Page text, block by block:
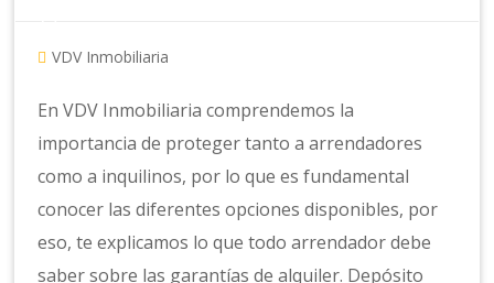
VDV Inmobiliaria
En VDV Inmobiliaria comprendemos la
importancia de proteger tanto a arrendadores
como a inquilinos, por lo que es fundamental
conocer las diferentes opciones disponibles, por
eso, te explicamos lo que todo arrendador debe
saber sobre las garantías de alquiler. Depósito